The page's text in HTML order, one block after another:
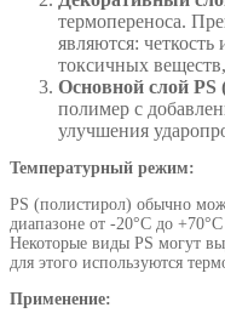
термопереноса.
являются: четкость
токсичных
Основной слой PS
полимер с
улучшения
Температурный режим:
PS (полистирол) обычно
диапазоне от -20°C до
Некоторые виды PS могут
для этого используются
Применение: